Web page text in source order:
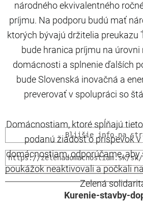
národného ekvivalentného
príjmu. Na podporu budú mať
ktorých bývajú držitelia preukazu
bude hranica príjmu na úrovni
domácnosti a splnenie ďalších
bude Slovenská inovačná a
preverovať v spolupráci so
Domácnostiam, ktoré spĺňajú
podanú žiadosť o príspevok
domácnostiam, odporúčame, aby
poukážok neaktivovalia počkali
Zelená
Bliišie info.na
Kurenie-stavby-